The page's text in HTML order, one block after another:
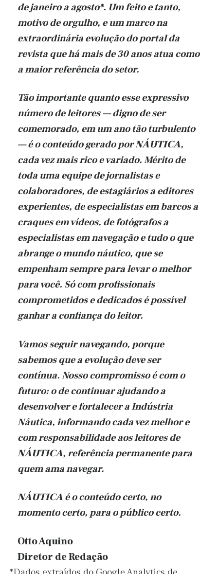
de janeiro a agosto*. Um feito e tanto,
motivo de orgulho, e um marco na
extraordinária evolução do portal da
revista que há mais de 30 anos atua como
a maior referência do setor.
Tão importante quanto esse expressivo
número de leitores — digno de ser
comemorado, em um ano tão turbulento
— é o conteúdo gerado porNÁUTICA,
cada vez mais rico e variado. Mérito de
toda uma equipe de jornalistas e
colaboradores, de estagiários a editores
experientes, de especialistas em barcos a
craques em vídeos, de fotógrafos a
especialistas em navegação e tudo o que
abrange o mundo náutico, que se
empenham sempre para levar o melhor
para você. Só com profissionais
comprometidos e dedicados é possível
ganhar a confiança do leitor.
Vamos seguir navegando, porque
sabemos que a evolução deve ser
contínua. Nosso compromisso é com o
futuro: o de continuar ajudando a
desenvolver e fortalecer a Indústria
Náutica, informando cada vez melhor e
com responsabilidade aos leitores de
NÁUTICA, referência permanente para
quem ama navegar.
NÁUTICAé o conteúdo certo, no
momento certo, para o público certo.
Otto Aquino
Diretor de Redação